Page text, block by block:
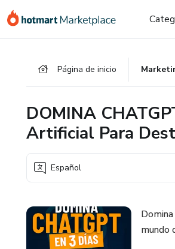
Página de inicio
DOMINA
Artificial Para
Español
mundo